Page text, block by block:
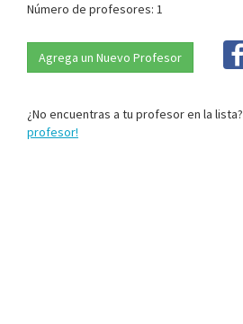
Número de profesores: 1
Agrega un Nuevo Profesor
¿No encuentras a tu profesor en la lista?
profesor!